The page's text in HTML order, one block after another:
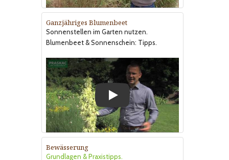
Ganzjähriges Blumenbeet
Sonnenstellen im Garten nutzen.
Blumenbeet & Sonnenschein: Tipps.
Bewässerung
Grundlagen & Praxistipps.